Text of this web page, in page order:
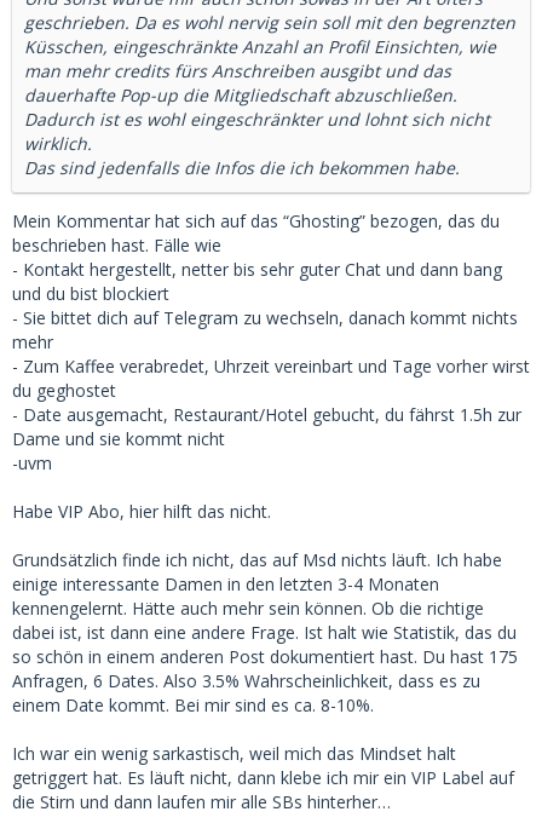
geschrieben. Da es wohl nervig sein soll mit den begrenzten
Küsschen, eingeschränkte Anzahl an Profil Einsichten, wie
man mehr credits fürs Anschreiben ausgibt und das
dauerhafte Pop-up die Mitgliedschaft abzuschließen.
Dadurch ist es wohl eingeschränkter und lohnt sich nicht
wirklich.
Das sind jedenfalls die Infos die ich bekommen habe.
Mein Kommentar hat sich auf das “Ghosting” bezogen, das du
beschrieben hast. Fälle wie
- Kontakt hergestellt, netter bis sehr guter Chat und dann bang
und du bist blockiert
- Sie bittet dich auf Telegram zu wechseln, danach kommt nichts
mehr
- Zum Kaffee verabredet, Uhrzeit vereinbart und Tage vorher wirst
du geghostet
- Date ausgemacht, Restaurant/Hotel gebucht, du fährst 1.5h zur
Dame und sie kommt nicht
-uvm
Habe VIP Abo, hier hilft das nicht.
Grundsätzlich finde ich nicht, das auf Msd nichts läuft. Ich habe
einige interessante Damen in den letzten 3-4 Monaten
kennengelernt. Hätte auch mehr sein können. Ob die richtige
dabei ist, ist dann eine andere Frage. Ist halt wie Statistik, das du
so schön in einem anderen Post dokumentiert hast. Du hast 175
Anfragen, 6 Dates. Also 3.5% Wahrscheinlichkeit, dass es zu
einem Date kommt. Bei mir sind es ca. 8-10%.
Ich war ein wenig sarkastisch, weil mich das Mindset halt
getriggert hat. Es läuft nicht, dann klebe ich mir ein VIP Label auf
die Stirn und dann laufen mir alle SBs hinterher…